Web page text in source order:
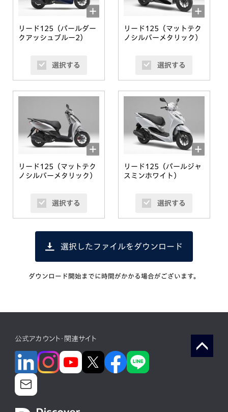
リード125（パールダー
クアッシュブルー2）
選択する
リード125（マットテク
ノシルバーメタリック）
選択する
リード125（マットテク
ノシルバーメタリック）
選択する
リード125（パールジャ
スミンホワイト）
選択する
選択したファイルをダウンロード
ダウンロード開始までに時間がかかる場合がございます。
公式アカウント・関連サイト